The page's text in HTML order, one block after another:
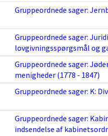
Gruppeordnede sager:
Gruppeordnede sager:
lovgivningsspørgsmål og
Gruppeordnede sager:
menigheder (1778 - 1847)
Gruppeordnede sager: K:
Gruppeordnede sager:
indsendelse af